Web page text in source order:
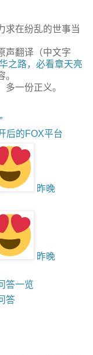
求在纷乱的世事当
声翻译（中文字
之路，必看章天亮
一份正义。
”
后的FOX平台
昨晚
昨晚
答一览
答